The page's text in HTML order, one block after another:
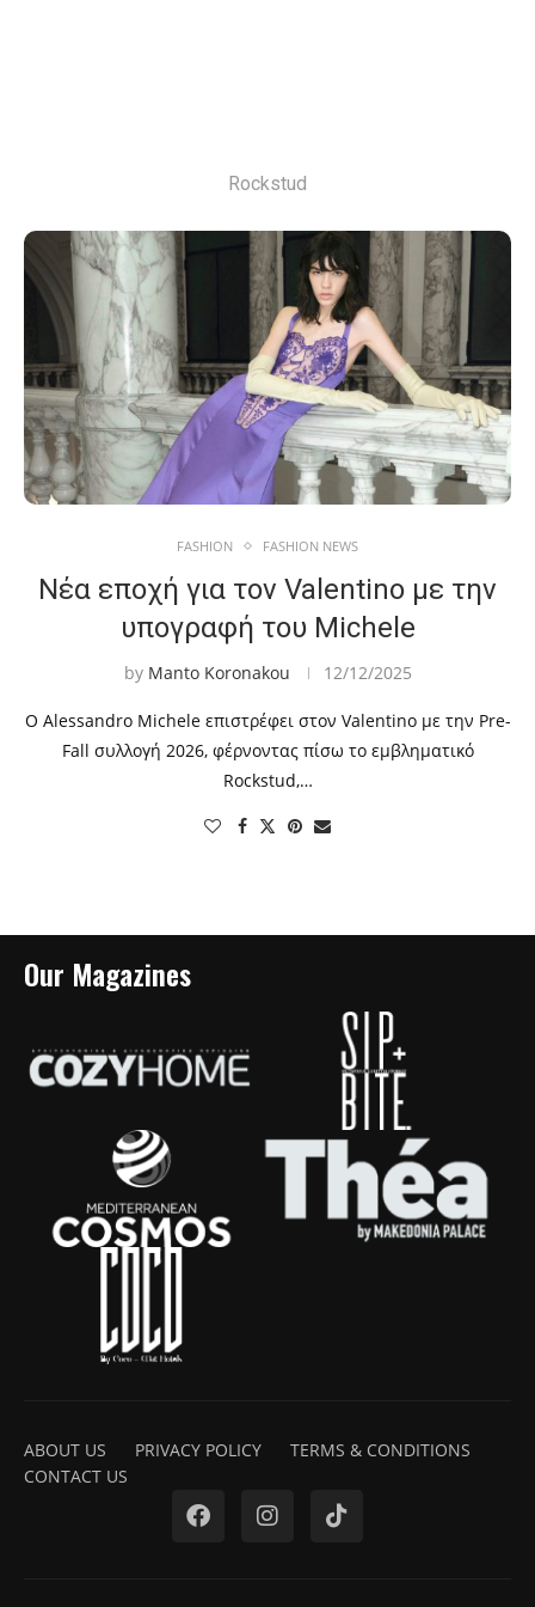
Rockstud
FASHION FASHION NEWS
Νέα εποχή για τον Valentino με την
υπογραφή του Michele
by Manto Koronakou 12/12/2025
Ο Alessandro Michele επιστρέφει στον Valentino με την Pre-
Fall συλλογή 2026, φέρνοντας πίσω το εμβληματικό
Rockstud,…
Our Magazines
ABOUT US PRIVACY POLICY
TERMS & CONDITIONS
CONTACT US